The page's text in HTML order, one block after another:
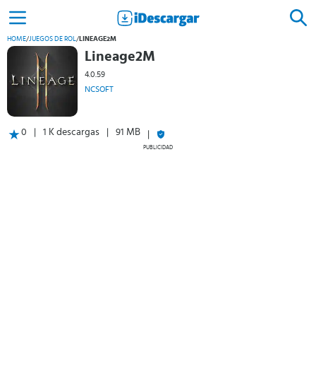
HOME/JUEGOS DE ROL/ LINEAGE2M
Lineage2M
4.0.59
NCSOFT
0 1 K descargas 91 MB
PUBLICIDAD